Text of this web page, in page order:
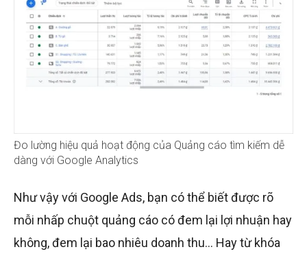
Đo lường hiệu quả hoạt động của Quảng cáo tìm kiếm dễ
dàng với Google Analytics
Như vậy với Google Ads, bạn có thể biết được rõ
mỗi nhấp chuột quảng cáo có đem lại lợi nhuận hay
không, đem lại bao nhiêu doanh thu… Hay từ khóa